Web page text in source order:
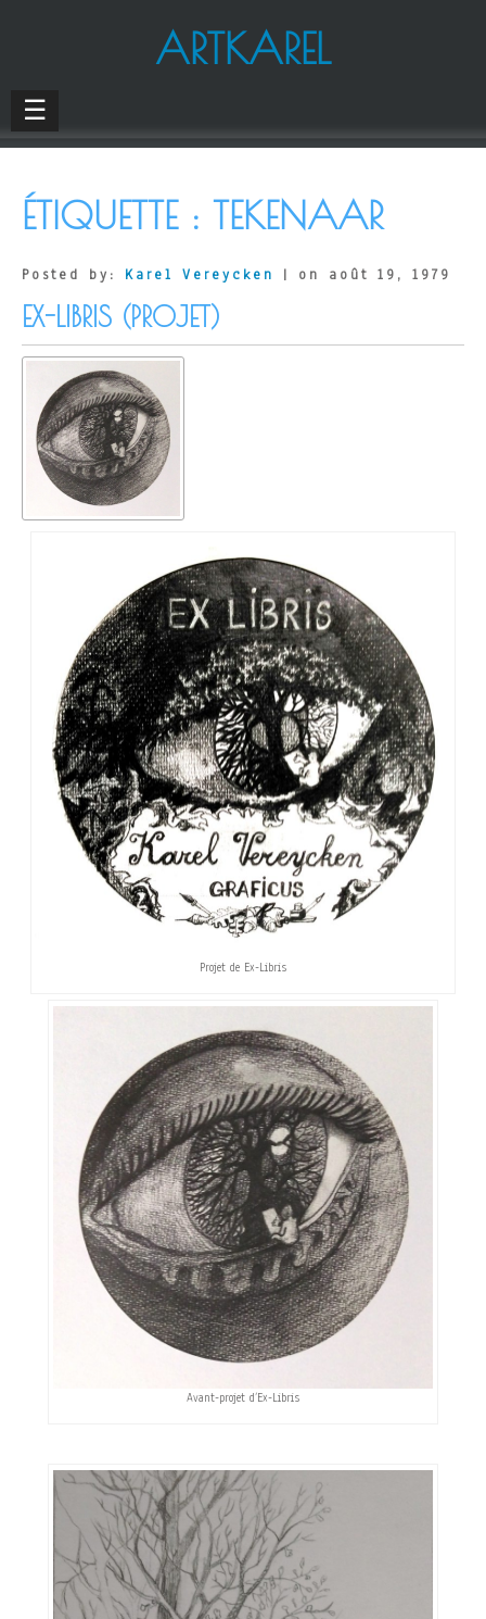
ARTKAREL
☰
ÉTIQUETTE : TEKENAAR
Posted by: Karel Vereycken | on août 19, 1979
EX-LIBRIS (PROJET)
Projet de Ex-Libris
Avant-projet d’Ex-Libris